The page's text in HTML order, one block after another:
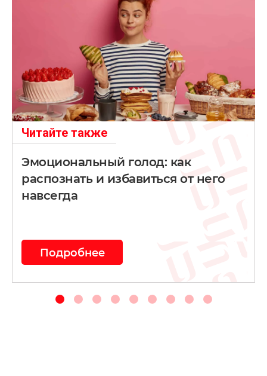
Читайте также
Эмоциональный голод: как
распознать и избавиться от него
навсегда
Подробнее